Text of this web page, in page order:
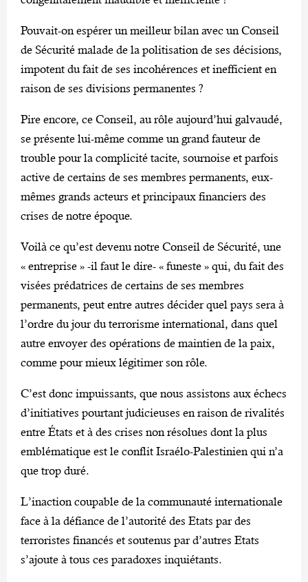
Pouvait-on espérer un meilleur bilan avec un Conseil
de Sécurité malade de la politisation de ses décisions,
impotent du fait de ses incohérences et inefficient en
raison de ses divisions permanentes ?
Pire encore, ce Conseil, au rôle aujourd’hui galvaudé,
se présente lui-même comme un grand fauteur de
trouble pour la complicité tacite, sournoise et parfois
active de certains de ses membres permanents, eux-
mêmes grands acteurs et principaux financiers des
crises de notre époque.
Voilà ce qu’est devenu notre Conseil de Sécurité, une
« entreprise » -il faut le dire- « funeste » qui, du fait des
visées prédatrices de certains de ses membres
permanents, peut entre autres décider quel pays sera à
l’ordre du jour du terrorisme international, dans quel
autre envoyer des opérations de maintien de la paix,
comme pour mieux légitimer son rôle.
C’est donc impuissants, que nous assistons aux échecs
d’initiatives pourtant judicieuses en raison de rivalités
entre États et à des crises non résolues dont la plus
emblématique est le conflit Israélo-Palestinien qui n’a
que trop duré.
L’inaction coupable de la communauté internationale
face à la défiance de l’autorité des Etats par des
terroristes financés et soutenus par d’autres Etats
s’ajoute à tous ces paradoxes inquiétants.